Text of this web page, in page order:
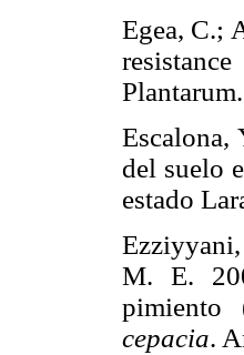
Egea, C.;
Escalona,
del suelo
estado
M. E.
pimiento
cepacia.